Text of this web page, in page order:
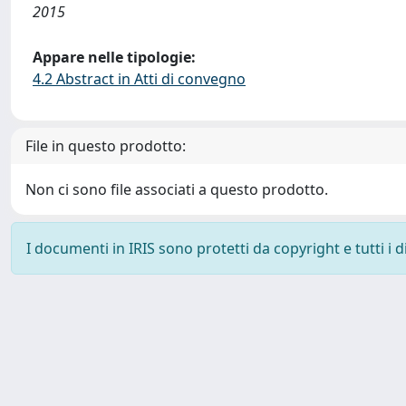
2015
Appare nelle tipologie:
4.2 Abstract in Atti di convegno
File in questo prodotto:
Non ci sono file associati a questo prodotto.
I documenti in IRIS sono protetti da copyright e tutti i